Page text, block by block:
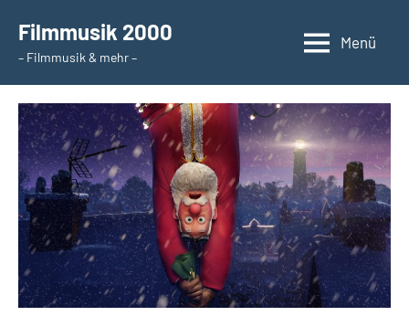
Inhalt
springen
Filmmusik 2000
– Filmmusik & mehr –
Menü